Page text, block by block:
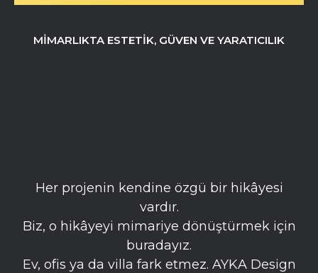
MIMARLIKTA ESTETIK, GÜVEN VE YARATICILIK
Her projenin kendine özgü bir hikâyesi
vardır.
Biz, o hikâyeyi mimariye dönüştürmek için
buradayız.
Ev, ofis ya da villa fark etmez. AYKA Design